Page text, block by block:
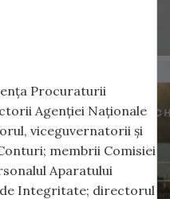
Procuraturii
Agenției Naționale
viceguvernatorii și
membrii Comisiei
Aparatului
de Integritate; directorul